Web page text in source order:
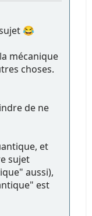
😂
mécanique
choses.
de ne
et
sujet
aussi),
est